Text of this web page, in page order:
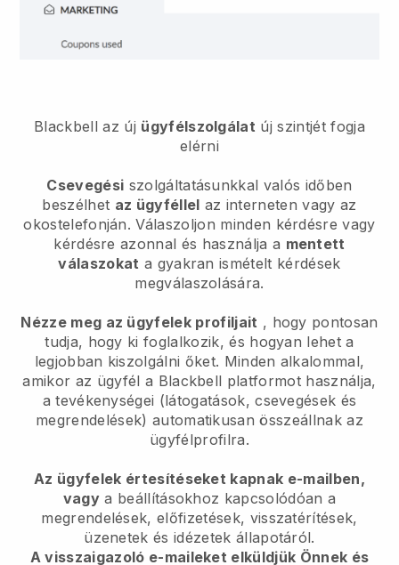
Blackbell az új ügyfélszolgálat új szintjét fogja
elérni
Csevegési szolgáltatásunkkal valós időben
beszélhet az ügyféllel az interneten vagy az
okostelefonján. Válaszoljon minden kérdésre vagy
kérdésre azonnal és használja a mentett
válaszokat a gyakran ismételt kérdések
megválaszolására.
Nézze meg az ügyfelek profiljait , hogy pontosan
tudja, hogy ki foglalkozik, és hogyan lehet a
legjobban kiszolgálni őket. Minden alkalommal,
amikor az ügyfél a Blackbell platformot használja,
a tevékenységei (látogatások, csevegések és
megrendelések) automatikusan összeállnak az
ügyfélprofilra.
Az ügyfelek értesítéseket kapnak e-mailben,
vagy a beállításokhoz kapcsolódóan a
megrendelések, előfizetések, visszatérítések,
üzenetek és idézetek állapotáról.
A visszaigazoló e-maileket elküldjük Önnek és